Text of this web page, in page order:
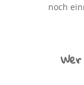
noch